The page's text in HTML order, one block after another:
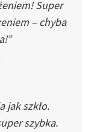
Super
– chyba
jak szkło.
szybka.